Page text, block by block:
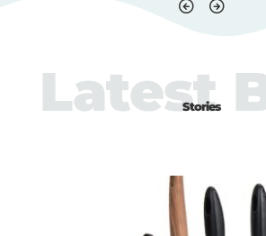
Stories
Latest